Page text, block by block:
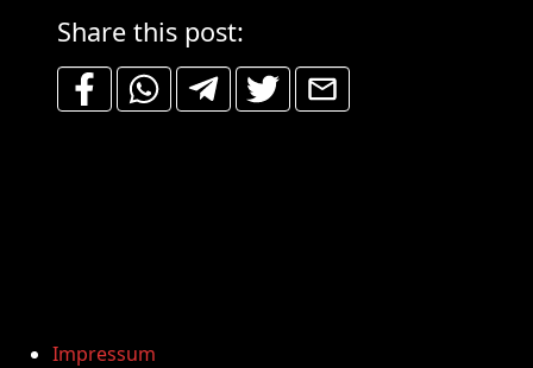
Share this post:
Impressum